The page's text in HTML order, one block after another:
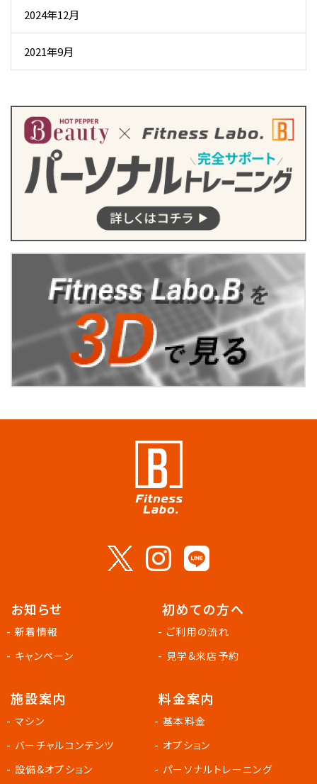
2024年12月
2021年9月
お知らせ
- 新着情報
- キャンペーン
初めての方へ
- ご利用の流れ
- 見学&来店予約
施設案内
- マシン
- バーチャルコンテンツ
- 設備&オプション
料金案内
- 基本料金
- オプション
- パーソナルトレーニング